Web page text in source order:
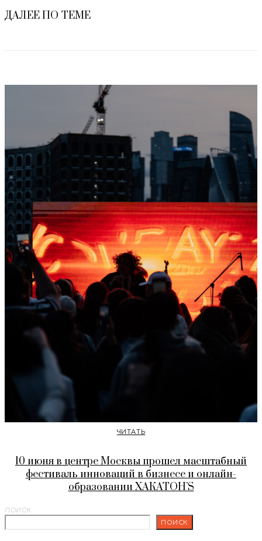
ДАЛЕЕ ПО ТЕМЕ
ЧИТАТЬ
10 июня в центре Москвы прошел масштабный
фестиваль инноваций в бизнесе и онлайн-
образовании ХАКАТОН’S
ПОИСК
ПОИСК